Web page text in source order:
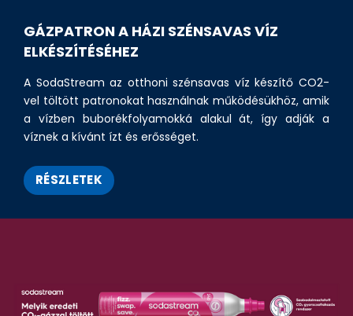
GÁZPATRON A HÁZI SZÉNSAVAS VÍZ
ELKÉSZÍTÉSÉHEZ
A SodaStream az otthoni szénsavas víz készítő CO2-
vel töltött patronokat használnak működésükhöz, amik
a vízben buborékfolyamokká alakul át, így adják a
víznek a kívánt ízt és erősséget.
RÉSZLETEK